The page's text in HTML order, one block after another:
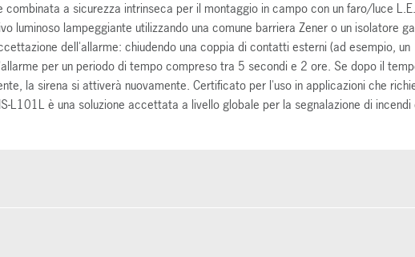
a sicurezza intrinseca per il montaggio in campo con un faro/luce
luminoso lampeggiante utilizzando una comune barriera Zener o un isolatore
dell'allarme: chiudendo una coppia di contatti esterni (ad esempio, un
per un periodo di tempo compreso tra 5 secondi e 2 ore. Se dopo il
la sirena si attiverà nuovamente. Certificato per l'uso in applicazioni che
L101L è una soluzione accettata a livello globale per la segnalazione di incendi